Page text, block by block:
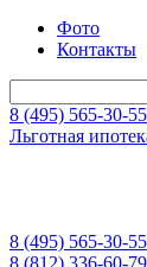
Фото
Контакты
8 (495) 565-30-55
Льготная
8 (495) 565-30-55